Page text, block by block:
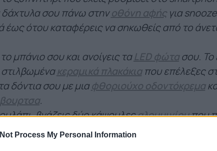
Process My Personal Information
δάχτυλα σου πάνω στηνοθόνη αφής για
έως ότου καταφέρεις να σηκωθείς από το
μπάνιο σου και ανοίγεις ταLED φώτασου. Το
κεραμικά πλακάκιαπου επέλεξες
δόντια σου με μιαφθοριούχο οδοντόκρεμα
.
βγάζεις δύο κάψουλεςαλουμινίουπου
Βάζεις σε λειτουργία την μηχανή του